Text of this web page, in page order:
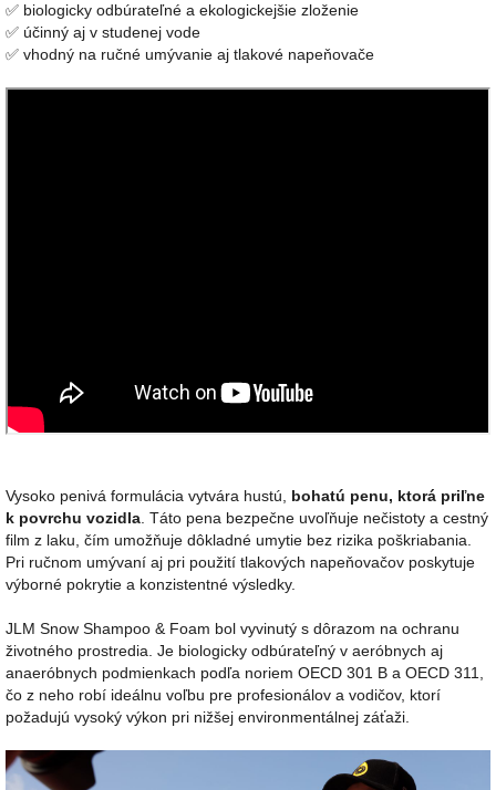
✅ biologicky odbúrateľné a ekologickejšie zloženie
✅ účinný aj v studenej vode
✅ vhodný na ručné umývanie aj tlakové napeňovače
Vysoko penivá formulácia vytvára hustú, bohatú penu, ktorá priľne
k povrchu vozidla. Táto pena bezpečne uvoľňuje nečistoty a cestný
film z laku, čím umožňuje dôkladné umytie bez rizika poškriabania.
Pri ručnom umývaní aj pri použití tlakových napeňovačov poskytuje
výborné pokrytie a konzistentné výsledky.
JLM Snow Shampoo & Foam bol vyvinutý s dôrazom na ochranu
životného prostredia. Je biologicky odbúrateľný v aeróbnych aj
anaeróbnych podmienkach podľa noriem OECD 301 B a OECD 311,
čo z neho robí ideálnu voľbu pre profesionálov a vodičov, ktorí
požadujú vysoký výkon pri nižšej environmentálnej záťaži.